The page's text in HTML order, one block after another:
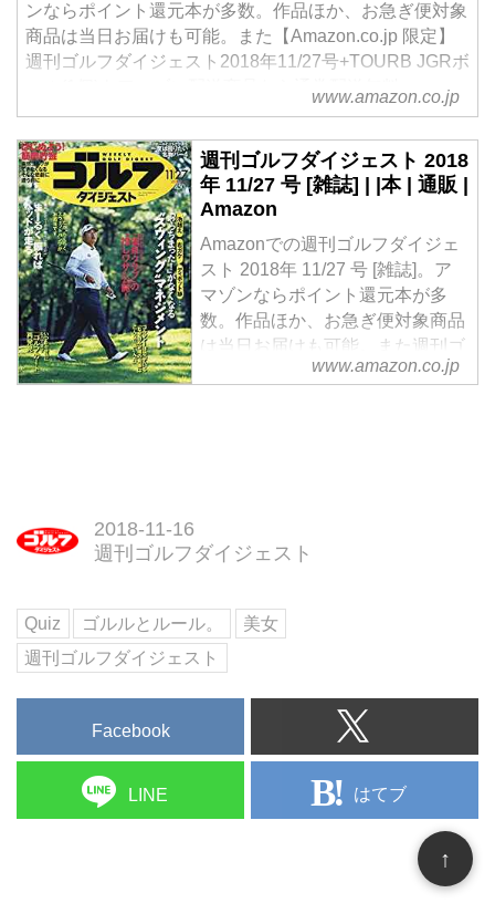
ンならポイント還元本が多数。作品ほか、お急ぎ便対象
商品は当日お届けも可能。また【Amazon.co.jp 限定】
週刊ゴルフダイジェスト2018年11/27号+TOURB JGRボ
www.amazon.co.jp
週刊ゴルフダイジェスト 2018
年 11/27 号 [雑誌] | |本 | 通販 |
Amazon
Amazonでの週刊ゴルフダイジェ
スト 2018年 11/27 号 [雑誌]。ア
マゾンならポイント還元本が多
数。作品ほか、お急ぎ便対象商品
は当日お届けも可能。また週刊ゴ
ルフダイジェスト 2018年 11/27
www.amazon.co.jp
2018-11-16
週刊ゴルフダイジェスト
Quiz ゴルルとルール。
美女
週刊ゴルフダイジェスト
Facebook
LINE はてブ
↑